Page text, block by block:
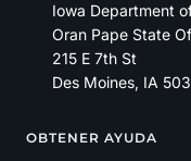
Iowa Department
Oran Pape State
215 E 7th St
Des Moines, IA
Footer
OBTENER AYUDA